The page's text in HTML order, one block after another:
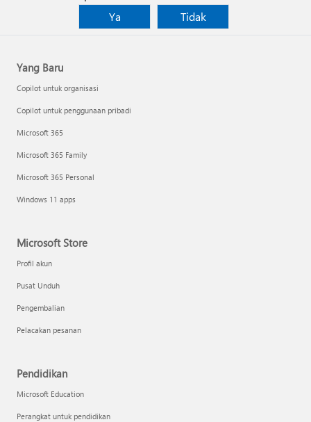
Ya
Tidak
Yang Baru
Copilot untuk organisasi
Copilot untuk penggunaan pribadi
Microsoft 365
Microsoft 365 Family
Microsoft 365 Personal
Windows 11 apps
Microsoft Store
Profil akun
Pusat Unduh
Pengembalian
Pelacakan pesanan
Pendidikan
Microsoft Education
Perangkat untuk pendidikan